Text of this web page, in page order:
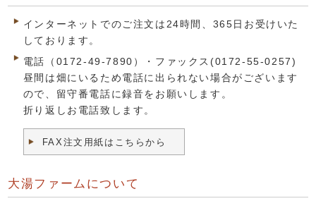
インターネットでのご注文は24時間、365日お受けいた
しております。
電話（0172-49-7890）・ファックス(0172-55-0257)
昼間は畑にいるため電話に出られない場合がございます
ので、留守番電話に録音をお願いします。
折り返しお電話致します。
FAX注文用紙はこちらから
大湯ファームについて